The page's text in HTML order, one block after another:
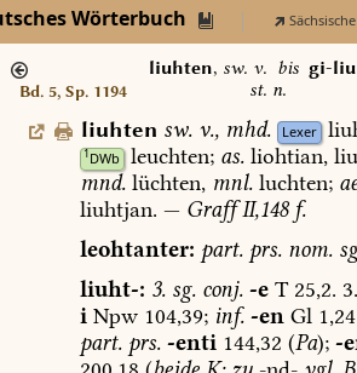
Wörterbuch
sw. v.
m.
Bd. 5, Sp. 1194
liuhten, sw. v. bis gi-
st. n.
liuhten sw. v., mhd. Lexer
1DWb leuchten; as.liohtian,
mnd.lüchten, mnl.luchten;
liuhtjan. — GraffII,148f.
leohtanter: part.prs.nom.
liuht-: 3.sg.conj. -eT25,2. 3.
iNpw 104,39; inf. -enGl
part.prs. -enti144,32 (Pa); -